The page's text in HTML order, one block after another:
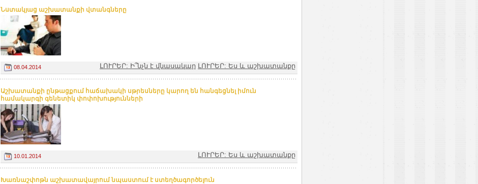
Նստակյաց աշխատանքի վտանգները
08.04.2014 ԼՈՒՐԵՐ: Ի՞նչն է վնասակար ԼՈՒՐԵՐ: Ես և աշխատանքը
Աշխատանքի ընթացքում հաճախակի սթրեսները կարող են հանգեցնել իմուն
համակարգի գենետիկ փոփոխությունների
10.01.2014 ԼՈՒՐԵՐ: Ես և աշխատանքը
Խառնաշփոթն աշխատավայրում նպաստում է ստեղծագործելուն